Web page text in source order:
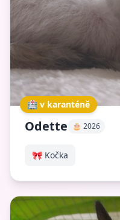
🏥 v karanténě
Odette 🎂 2026
🎀 Kočka